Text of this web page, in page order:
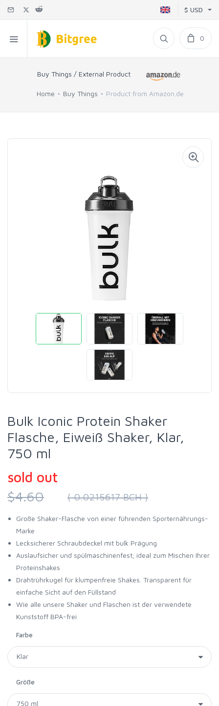
$ USD
0
Buy Things / External Product
Home Buy Things Product from Amazon.de
Bulk Iconic Protein Shaker
Flasche, Eiweiß Shaker, Klar,
750 ml
sold out
$4.60
( 0.0215617 BCH )
Große Shaker-Flasche von einer führenden Sporternährungs-
Marke
Lecksicherer Schraubdeckel mit bulk Prägung
Auslaufsicher und spülmaschinenfest; ideal zum Mischen Ihrer
Proteinshakes
Drahtrührkugel für klumpenfreie Shakes. Transparent für
einfache Sicht auf den Füllstand
Wie alle unsere Shaker und Flaschen ist der verwendete
Kunststoff BPA-frei
Farbe
Größe